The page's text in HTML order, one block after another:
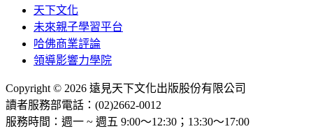
天下文化
未來親子學習平台
哈佛商業評論
領導影響力學院
Copyright © 2026 遠見天下文化出版股份有限公司
讀者服務部電話：(02)2662-0012
服務時間：週一 ~ 週五 9:00～12:30；13:30～17:00